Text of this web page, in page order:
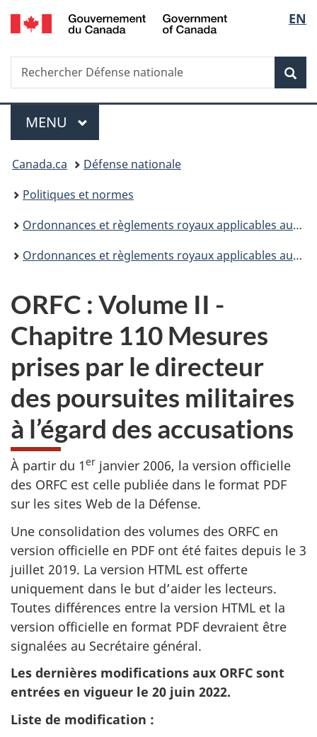
Passer
au
principal
Passer
à
Au
du
Passer
à
version
simplifiée
de
la
EN
Recherche
Rechercher
Défense
Menu
MENU PRINCIPAL
Vous
êtes
ici :
Canada.ca
Défense nationale
Politiques et normes
Ordonnances et règlements royaux applicables aux Forces canadiennes (ORFC)
Ordonnances et règlements royaux applicables aux Forces canadiennes (ORFC) Volume II - Discipline
ORFC : Volume II -
Chapitre 110 Mesures
prises par le directeur
des poursuites militaires
à l’égard des accusations
À partir du 1er janvier 2006, la version officielle
des ORFC est celle publiée dans le format PDF
sur les sites Web de la Défense.
Une consolidation des volumes des ORFC en
version officielle en PDF ont été faites depuis le 3
juillet 2019. La version HTML est offerte
uniquement dans le but d’aider les lecteurs.
Toutes différences entre la version HTML et la
version officielle en format PDF devraient être
signalées au Secrétaire général.
Les dernières modifications aux ORFC sont
entrées en vigueur le 20 juin 2022.
Liste de modification :